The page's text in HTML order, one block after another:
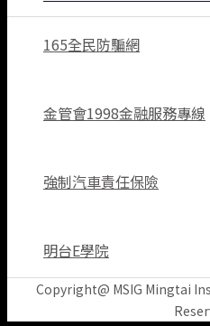
165全民防騙網
金管會1998金融服務專線
強制汽車責任保險
明台E學院
Copyright@ MSIG Mingtai